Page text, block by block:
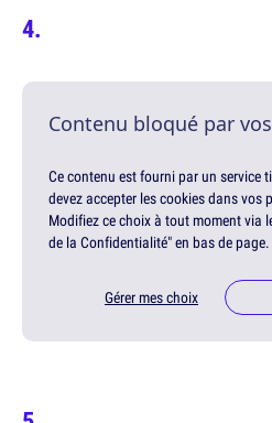
Contenu bloqué par
Ce contenu est fourni par un service
devez accepter les cookies dans vos
Modifiez ce choix à tout moment via
de la Confidentialité" en bas de page.
Gérer mes choix